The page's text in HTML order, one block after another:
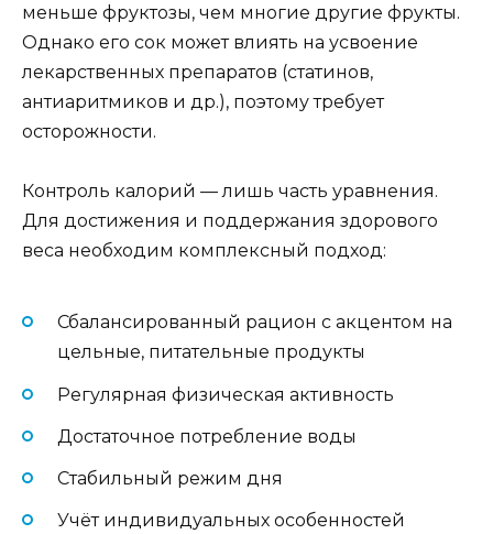
меньше фруктозы, чем многие другие фрукты.
Однако его сок может влиять на усвоение
лекарственных препаратов (статинов,
антиаритмиков и др.), поэтому требует
осторожности.
Контроль калорий — лишь часть уравнения.
Для достижения и поддержания здорового
веса необходим комплексный подход:
Сбалансированный рацион с акцентом на
цельные, питательные продукты
Регулярная физическая активность
Достаточное потребление воды
Стабильный режим дня
Учёт индивидуальных особенностей